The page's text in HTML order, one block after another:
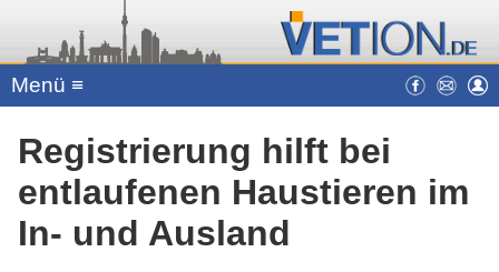
Menü ≡
Registrierung hilft bei
entlaufenen Haustieren im
In- und Ausland